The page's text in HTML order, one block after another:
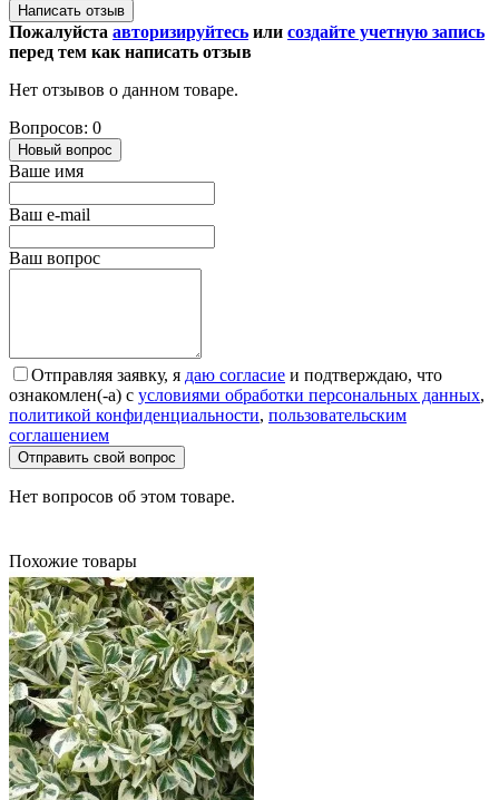
Написать отзыв
Пожалуйста авторизируйтесь или создайте учетную запись
перед тем как написать отзыв
Нет отзывов о данном товаре.
Вопросов: 0
Новый вопрос
Ваше имя
Ваш e-mail
Ваш вопрос
Отправляя заявку, я даю согласие и подтверждаю, что
ознакомлен(-а) с условиями обработки персональных данных,
политикой конфиденциальности, пользовательским
соглашением
Отправить свой вопрос
Нет вопросов об этом товаре.
Похожие товары